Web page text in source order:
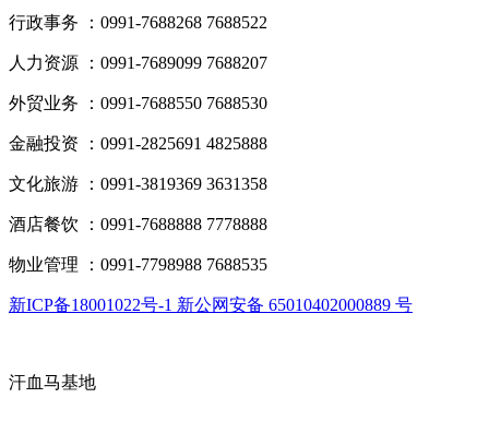
行政事务 ：0991-7688268 7688522
人力资源 ：0991-7689099 7688207
外贸业务 ：0991-7688550 7688530
金融投资 ：0991-2825691 4825888
文化旅游 ：0991-3819369 3631358
酒店餐饮 ：0991-7688888 7778888
物业管理 ：0991-7798988 7688535
新ICP备18001022号-1 新公网安备 65010402000889 号
汗血马基地